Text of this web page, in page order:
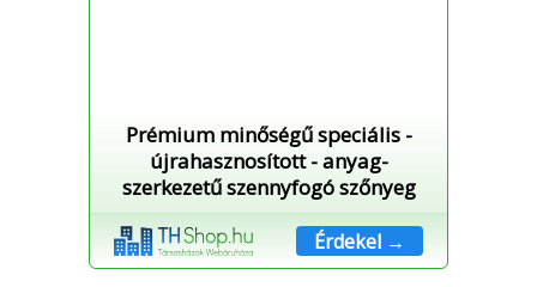
Prémium minőségű speciális -
újrahasznosított - anyag-
szerkezetű szennyfogó szőnyeg
Érdekel →